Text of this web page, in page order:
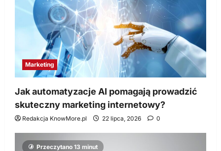
Marketing
Jak automatyzacje AI pomagają prowadzić
skuteczny marketing internetowy?
Redakcja KnowMore.pl 22 lipca, 2026 0
Przeczytano 13 minut